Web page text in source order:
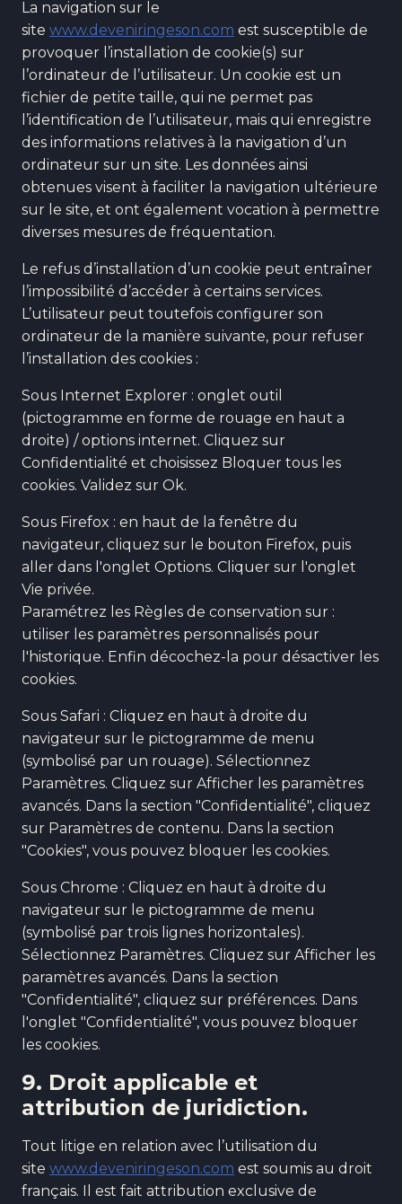
La navigation sur le
site www.deveniringeson.com est susceptible de
provoquer l’installation de cookie(s) sur
l’ordinateur de l’utilisateur. Un cookie est un
fichier de petite taille, qui ne permet pas
l’identification de l’utilisateur, mais qui enregistre
des informations relatives à la navigation d’un
ordinateur sur un site. Les données ainsi
obtenues visent à faciliter la navigation ultérieure
sur le site, et ont également vocation à permettre
diverses mesures de fréquentation.
Le refus d’installation d’un cookie peut entraîner
l’impossibilité d’accéder à certains services.
L’utilisateur peut toutefois configurer son
ordinateur de la manière suivante, pour refuser
l’installation des cookies :
Sous Internet Explorer : onglet outil
(pictogramme en forme de rouage en haut a
droite) / options internet. Cliquez sur
Confidentialité et choisissez Bloquer tous les
cookies. Validez sur Ok.
Sous Firefox : en haut de la fenêtre du
navigateur, cliquez sur le bouton Firefox, puis
aller dans l'onglet Options. Cliquer sur l'onglet
Vie privée.
Paramétrez les Règles de conservation sur :
utiliser les paramètres personnalisés pour
l'historique. Enfin décochez-la pour désactiver les
cookies.
Sous Safari : Cliquez en haut à droite du
navigateur sur le pictogramme de menu
(symbolisé par un rouage). Sélectionnez
Paramètres. Cliquez sur Afficher les paramètres
avancés. Dans la section "Confidentialité", cliquez
sur Paramètres de contenu. Dans la section
"Cookies", vous pouvez bloquer les cookies.
Sous Chrome : Cliquez en haut à droite du
navigateur sur le pictogramme de menu
(symbolisé par trois lignes horizontales).
Sélectionnez Paramètres. Cliquez sur Afficher les
paramètres avancés. Dans la section
"Confidentialité", cliquez sur préférences. Dans
l'onglet "Confidentialité", vous pouvez bloquer
les cookies.
9. Droit applicable et
attribution de juridiction.
Tout litige en relation avec l’utilisation du
site www.deveniringeson.com est soumis au droit
français. Il est fait attribution exclusive de